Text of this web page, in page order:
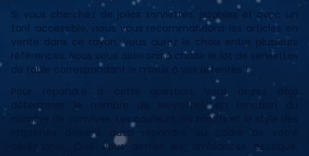
Si vous cherchez de jolies serviettes, jetables et avec un
tarif accessible, nous vous recommandons les articles en
vente dans ce rayon. Vous aurez le choix entre plusieurs
références. Nous vous aiderons à choisir le lot de serviettes
de table correspondant le mieux à vos attentes !
Pour répondre à cette question, vous devez déjà
déterminer le nombre de serviettes, en fonction du
nombre de convives. Les couleurs, les motifs et le style des
imprimés doivent aussi répondre au cadre de votre
cérémonie. Que vous aimiez les ambiances exotique,